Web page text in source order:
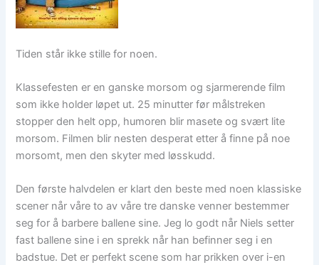
Tiden står ikke stille for noen.
Klassefesten er en ganske morsom og sjarmerende film
som ikke holder løpet ut. 25 minutter før målstreken
stopper den helt opp, humoren blir masete og svært lite
morsom. Filmen blir nesten desperat etter å finne på noe
morsomt, men den skyter med løsskudd.
Den første halvdelen er klart den beste med noen klassiske
scener når våre to av våre tre danske venner bestemmer
seg for å barbere ballene sine. Jeg lo godt når Niels setter
fast ballene sine i en sprekk når han befinner seg i en
badstue. Det er perfekt scene som har prikken over i-en